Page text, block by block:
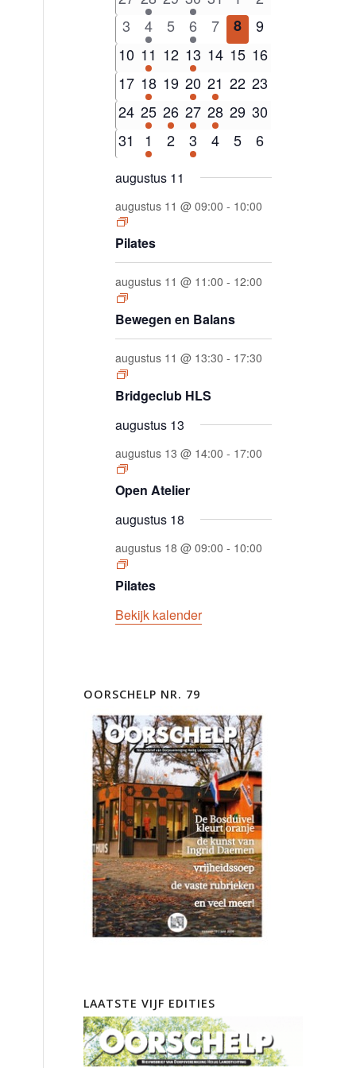
Evenementen
evenementen
evenementen
evenementen
evenement
evenementen
evenementen
evenementen
0
evenementen
3
3
evenementen
4
0
evenementen
5
1
evenement
6
0
evenementen
7
0
evenementen
8
0
evenementen
9
0
evenementen
10 3
evenementen
11 0
evenementen
12 1
evenement
13 0
evenementen
14 0
evenementen
15 0
evenementen
16
0
evenementen
17 3
evenementen
18 0
evenementen
19 1
evenement
20 1
evenement
21 0
evenementen
22 0
evenementen
23
0
evenementen
24 3
evenementen
25 1
evenement
26 1
evenement
27 1
evenement
28 0
evenementen
29 0
evenementen
30
0
evenementen
31
3
evenementen
1
0
evenementen
2
1
evenement
3
0
4
0
5
0
6
augustus 11
augustus 11 @ 09:00 - 10:00
Pilates
augustus 11 @ 11:00 - 12:00
Bewegen en Balans
augustus 11 @ 13:30 - 17:30
Bridgeclub HLS
augustus 13
augustus 13 @ 14:00 - 17:00
Open Atelier
augustus 18
augustus 18 @ 09:00 - 10:00
Pilates
Bekijk kalender
OORSCHELP NR. 79
LAATSTE VIJF EDITIES